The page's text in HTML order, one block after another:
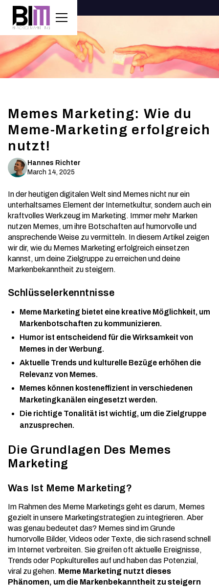
Memes Marketing: Wie du
Meme-Marketing erfolgreich
nutzt!
Hannes Richter
March 14, 2025
In der heutigen digitalen Welt sind Memes nicht nur ein
unterhaltsames Element der Internetkultur, sondern auch ein
kraftvolles Werkzeug im Marketing. Immer mehr Marken
nutzen Memes, um ihre Botschaften auf humorvolle und
ansprechende Weise zu vermitteln. In diesem Artikel zeigen
wir dir, wie du Memes Marketing erfolgreich einsetzen
kannst, um deine Zielgruppe zu erreichen und deine
Markenbekanntheit zu steigern.
Schlüsselerkenntnisse
Meme Marketing bietet eine kreative Möglichkeit, um
Markenbotschaften zu kommunizieren.
Humor ist entscheidend für die Wirksamkeit von
Memes in der Werbung.
Aktuelle Trends und kulturelle Bezüge erhöhen die
Relevanz von Memes.
Memes können kosteneffizient in verschiedenen
Marketingkanälen eingesetzt werden.
Die richtige Tonalität ist wichtig, um die Zielgruppe
anzusprechen.
Die Grundlagen Des Memes
Marketing
Was Ist Meme Marketing?
Im Rahmen des Meme Marketings geht es darum, Memes
gezielt in unsere Marketingstrategien zu integrieren. Aber
was genau bedeutet das? Memes sind im Grunde
humorvolle Bilder, Videos oder Texte, die sich rasend schnell
im Internet verbreiten. Sie greifen oft aktuelle Ereignisse,
Trends oder Popkulturelles auf und haben das Potenzial,
viral zu gehen. Meme Marketing nutzt dieses
Phänomen, um die Markenbekanntheit zu steigern